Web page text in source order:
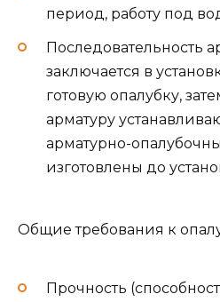
период, работу под
Последовательность
заключается в
готовую опалубку,
арматуру
арматурно-
изготовлены до
Общие требования к
Прочность